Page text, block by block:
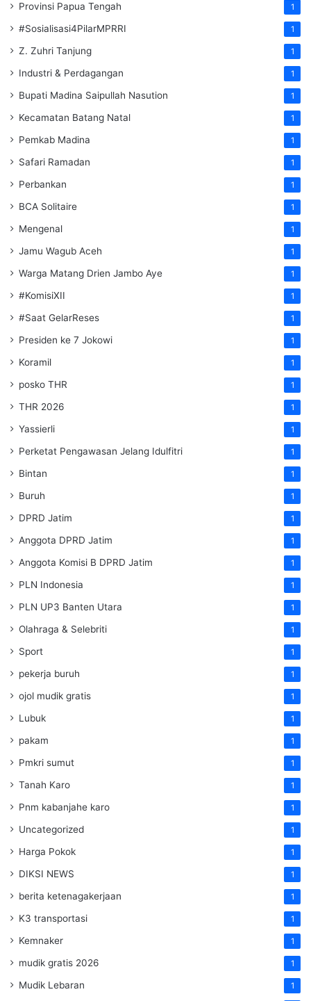
Provinsi Papua Tengah 1
#Sosialisasi4PilarMPRRI 1
Z. Zuhri Tanjung 1
Industri & Perdagangan 1
Bupati Madina Saipullah Nasution 1
Kecamatan Batang Natal 1
Pemkab Madina 1
Safari Ramadan 1
Perbankan 1
BCA Solitaire 1
Mengenal 1
Jamu Wagub Aceh 1
Warga Matang Drien Jambo Aye 1
#KomisiXII 1
#Saat GelarReses 1
Presiden ke 7 Jokowi 1
Koramil 1
posko THR 1
THR 2026 1
Yassierli 1
Perketat Pengawasan Jelang Idulfitri 1
Bintan 1
Buruh 1
DPRD Jatim 1
Anggota DPRD Jatim 1
Anggota Komisi B DPRD Jatim 1
PLN Indonesia 1
PLN UP3 Banten Utara 1
Olahraga & Selebriti 1
Sport 1
pekerja buruh 1
ojol mudik gratis 1
Lubuk 1
pakam 1
Pmkri sumut 1
Tanah Karo 1
Pnm kabanjahe karo 1
Uncategorized 1
Harga Pokok 1
DIKSI NEWS 1
berita ketenagakerjaan 1
K3 transportasi 1
Kemnaker 1
mudik gratis 2026 1
Mudik Lebaran 1